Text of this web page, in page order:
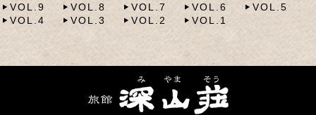
VOL.9
VOL.8 VOL.7 VOL.6
VOL.5
VOL.4
VOL.3 VOL.2 VOL.1